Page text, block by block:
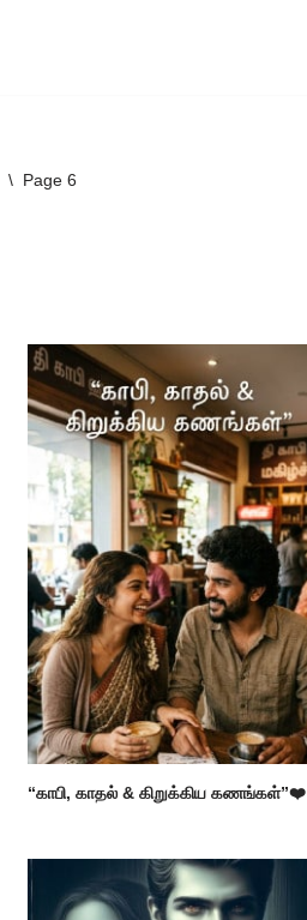
\ Page 6
“காபி, காதல் & கிறுக்கிய கணங்கள்”❤️